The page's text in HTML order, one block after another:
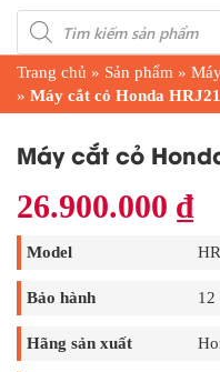
Products
search
Trang chủ » Sản phẩm »
» Máy cắt cỏ Honda
Máy cắt cỏ
26.900.000 ₫
Model
Bảo hành 12
Hãng sản xuất